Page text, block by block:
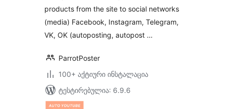
products from the site to social networks
(media) Facebook, Instagram, Telegram,
VK, OK (autoposting, autopost …
ParrotPoster
100+ აქტიური ინსტალაცია
ტესტირებულია: 6.9.6